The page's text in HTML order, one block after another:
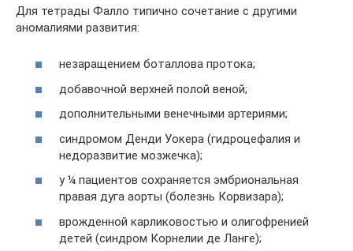
Для тетрады Фалло типично сочетание с другими
аномалиями развития:
незаращением боталлова протока;
добавочной верхней полой веной;
дополнительными венечными артериями;
синдромом Денди Уокера (гидроцефалия и
недоразвитие мозжечка);
у ¼ пациентов сохраняется эмбриональная
правая дуга аорты (болезнь Корвизара);
врожденной карликовостью и олигофренией
детей (синдром Корнелии де Ланге);